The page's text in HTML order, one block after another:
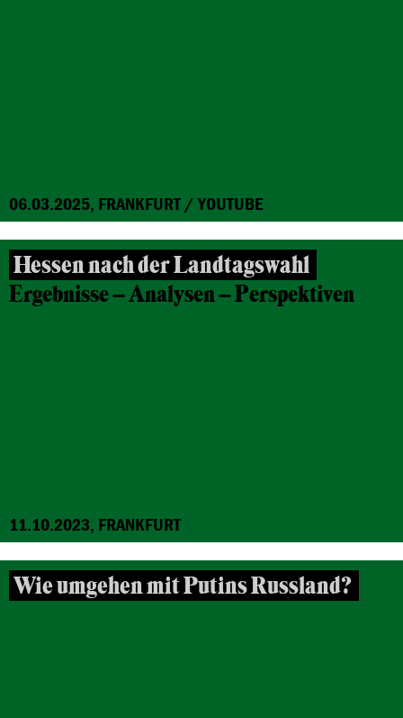
06.03.2025, FRANKFURT / YOUTUBE
Hessen nach der Landtagswahl
Ergebnisse – Analysen – Perspektiven
11.10.2023, FRANKFURT
Wie umgehen mit Putins Russland?